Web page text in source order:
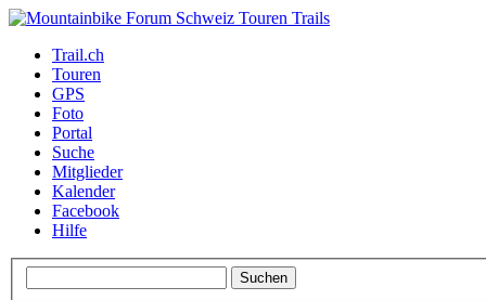
Trail.ch
Touren
GPS
Foto
Portal
Suche
Mitglieder
Kalender
Facebook
Hilfe